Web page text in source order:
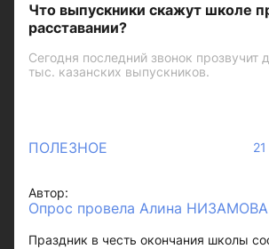
Что выпускники скажут школе
расставании?
Сегодня последний звонок прозвучит
тыс. казанских выпускников.
ПОЛЕЗНОЕ
Автор:
Опрос провела Алина НИЗАМОВА
Праздник в честь окончания школы